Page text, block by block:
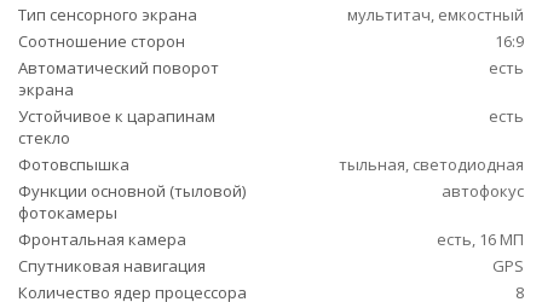
Тип сенсорного экрана
мультитач, емкостный
Соотношение сторон
16:9
Автоматический поворот
экрана
есть
Устойчивое к царапинам
стекло
есть
Фотовспышка
тыльная, светодиодная
Функции основной (тыловой)
фотокамеры
автофокус
Фронтальная камера
есть, 16 МП
Спутниковая навигация
GPS
Количество ядер процессора
8